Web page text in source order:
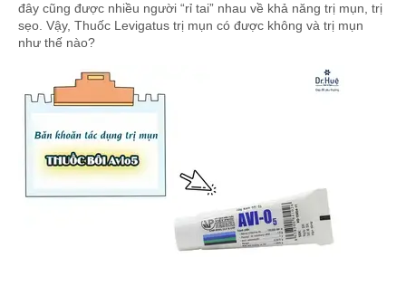
đây cũng được nhiều người “rỉ tai” nhau về khả năng trị mụn, trị
sẹo. Vậy, Thuốc Levigatus trị mụn có được không và trị mụn
như thế nào?